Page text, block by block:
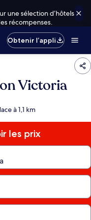
une sélection d’hôtels
récompenses.
Obtenir l’appli
Victoria
à 1,1 km
les prix